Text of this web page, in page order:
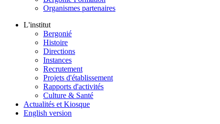
Organismes partenaires
L'institut
Bergonié
Histoire
Directions
Instances
Recrutement
Projets d'établissement
Rapports d'activités
Culture & Santé
Actualités et Kiosque
English version